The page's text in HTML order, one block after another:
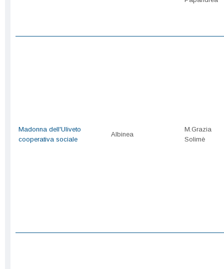
Madonna dell'Uliveto
cooperativa sociale
Albinea
M.Grazia
Solimè